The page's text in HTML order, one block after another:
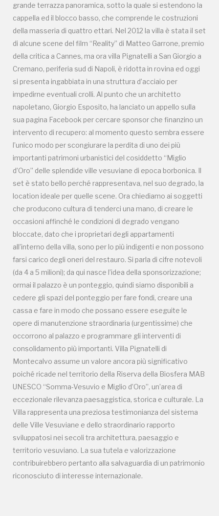
grande terrazza panoramica, sotto la quale si estendono la
cappella ed il blocco basso, che comprende le costruzioni
della masseria di quattro ettari. Nel 2012 la villa è stata il set
di alcune scene del film “Reality” di Matteo Garrone, premio
della critica a Cannes, ma ora villa Pignatelli a San Giorgio a
Cremano, periferia sud di Napoli, è ridotta in rovina ed oggi
si presenta ingabbiata in una struttura d’acciaio per
impedirne eventuali crolli. Al punto che un architetto
napoletano, Giorgio Esposito, ha lanciato un appello sulla
sua pagina Facebook per cercare sponsor che finanzino un
intervento di recupero: al momento questo sembra essere
l’unico modo per scongiurare la perdita di uno dei più
importanti patrimoni urbanistici del cosiddetto “Miglio
d’Oro” delle splendide ville vesuviane di epoca borbonica. Il
set è stato bello perché rappresentava, nel suo degrado, la
location ideale per quelle scene. Ora chiediamo ai soggetti
che producono cultura di tenderci una mano, di creare le
occasioni affinché le condizioni di degrado vengano
bloccate, dato che i proprietari degli appartamenti
all’interno della villa, sono per lo più indigenti e non possono
farsi carico degli oneri del restauro. Si parla di cifre notevoli
(da 4 a 5 milioni); da qui nasce l’idea della sponsorizzazione;
ormai il palazzo è un ponteggio, quindi siamo disponibili a
cedere gli spazi del ponteggio per fare fondi, creare una
cassa e fare in modo che possano essere eseguite le
opere di manutenzione straordinaria (urgentissime) che
occorrono al palazzo e programmare gli interventi di
consolidamento più importanti. Villa Pignatelli di
Montecalvo assume un valore ancora più significativo
poiché ricade nel territorio della Riserva della Biosfera MAB
UNESCO “Somma-Vesuvio e Miglio d’Oro”, un’area di
eccezionale rilevanza paesaggistica, storica e culturale. La
Villa rappresenta una preziosa testimonianza del sistema
delle Ville Vesuviane e dello straordinario rapporto
sviluppatosi nei secoli tra architettura, paesaggio e
territorio vesuviano. La sua tutela e valorizzazione
contribuirebbero pertanto alla salvaguardia di un patrimonio
riconosciuto di interesse internazionale.
location ideale per quelle scene. Ora chiediamo ai soggetti
che producono cultura di tenderci una mano, di creare le
occasioni affinché le condizioni di degrado vengano
bloccate, dato che i proprietari degli appartamenti
all’interno della villa, sono per lo più indigenti e non possono
farsi carico degli oneri del restauro. Si parla di cifre notevoli
(da 4 a 5 milioni); da qui nasce l’idea della sponsorizzazione;
ormai il palazzo è un ponteggio, quindi siamo disponibili a
cedere gli spazi del ponteggio per fare fondi, creare una
cassa e fare in modo che possano essere eseguite le
opere di manutenzione straordinaria (urgentissime) che
occorrono al palazzo e programmare gli interventi di
consolidamento più importanti.
Campagne in corso in questo
luogo
I Luoghi del Cuore
Storico campagne in questo
luogo